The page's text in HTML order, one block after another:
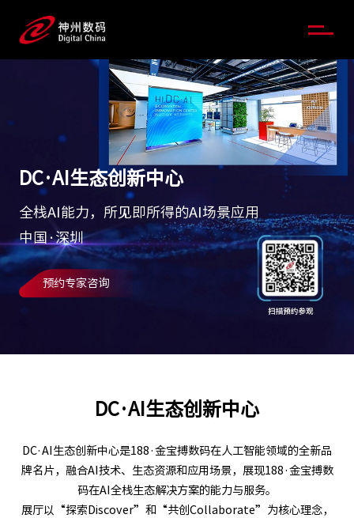
DC·AI生态创新中心
全栈AI能力，所见即所得的AI场景应用
中国·深圳
预约专家咨询
DC·AI生态创新中心
DC·AI生态创新中心是188·金宝搏数码在人工智能领域的全新品
牌名片，融合AI技术、生态资源和应用场景，展现188·金宝搏数
码在AI全栈生态解决方案的能力与服务。
展厅以“探索Discover”和“共创Collaborate”为核心理念，